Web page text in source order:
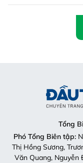
Tổng
Phó Tổng Biên tập:
Thị Hồng Sương,
Văn Quang, Nguyễn